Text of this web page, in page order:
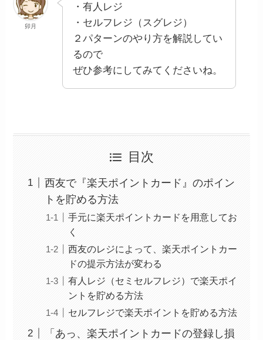
卯月
・有人レジ
・セルフレジ（スグレジ）
２パターンのやり方を解説してい
るので
ぜひ参考にしてみてくださいね。
目次
西友で『楽天ポイントカード』のポイン
トを貯める方法
手元に楽天ポイントカードを用意してお
く
西友のレジによって、楽天ポイントカー
ドの提示方法が変わる
有人レジ（セミセルフレジ）で楽天ポイ
ントを貯める方法
セルフレジで楽天ポイントを貯める方法
「あっ、楽天ポイントカードの登録し損